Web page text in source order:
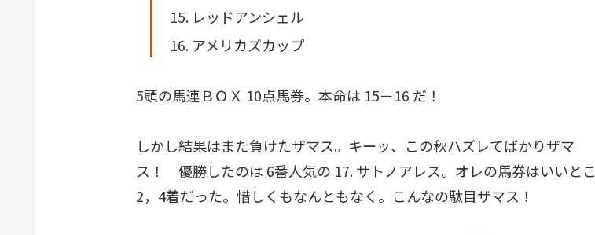
15. レッドアンシェル
16. アメリカズカップ
5頭の馬連ＢＯＸ 10点馬券。本命は 15－16 だ！
しかし結果はまた負けたザマス。キーッ、この秋ハズレてばかりザマ
ス！ 優勝したのは 6番人気の 17. サトノアレス。オレの馬券はいいとこ
2，4着だった。惜しくもなんともなく。こんなの駄目ザマス！